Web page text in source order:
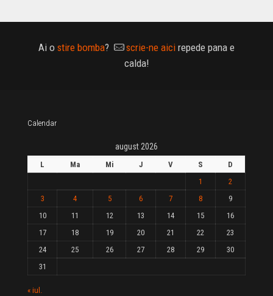
Ai o stire bomba? scrie-ne aici repede pana e
calda!
Calendar
august 2026
L Ma Mi J V S
D
1
2
3
4 5 6 7 8
9
10
11 12 13 14 15
16
17
18 19 20 21 22
23
24
25 26 27 28 29
30
31
« iul.